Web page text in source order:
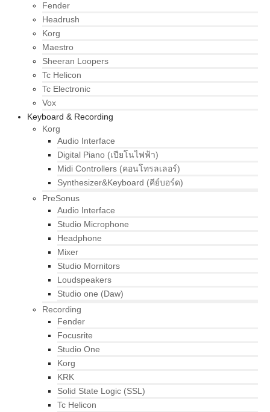
Fender
Headrush
Korg
Maestro
Sheeran Loopers
Tc Helicon
Tc Electronic
Vox
Keyboard & Recording
Korg
Audio Interface
Digital Piano (เปียโนไฟฟ้า)
Midi Controllers (คอนโทรลเลอร์)
Synthesizer&Keyboard (คีย์บอร์ด)
PreSonus
Audio Interface
Studio Microphone
Headphone
Mixer
Studio Mornitors
Loudspeakers
Studio one (Daw)
Recording
Fender
Focusrite
Studio One
Korg
KRK
Solid State Logic (SSL)
Tc Helicon